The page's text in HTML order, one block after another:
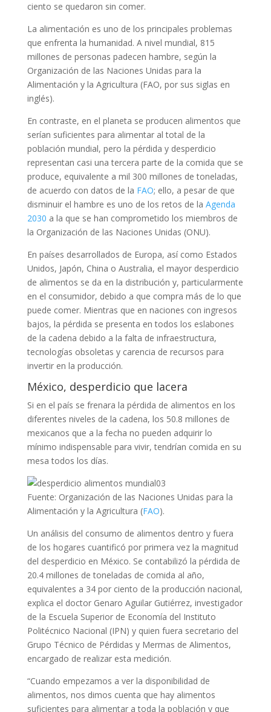
ciento se quedaron sin comer.
La alimentación es uno de los principales problemas
que enfrenta la humanidad. A nivel mundial, 815
millones de personas padecen hambre, según la
Organización de las Naciones Unidas para la
Alimentación y la Agricultura (FAO, por sus siglas en
inglés).
En contraste, en el planeta se producen alimentos que
serían suficientes para alimentar al total de la
población mundial, pero la pérdida y desperdicio
representan casi una tercera parte de la comida que se
produce, equivalente a mil 300 millones de toneladas,
de acuerdo con datos de la FAO; ello, a pesar de que
disminuir el hambre es uno de los retos de la Agenda
2030 a la que se han comprometido los miembros de
la Organización de las Naciones Unidas (ONU).
En países desarrollados de Europa, así como Estados
Unidos, Japón, China o Australia, el mayor desperdicio
de alimentos se da en la distribución y, particularmente
en el consumidor, debido a que compra más de lo que
puede comer. Mientras que en naciones con ingresos
bajos, la pérdida se presenta en todos los eslabones
de la cadena debido a la falta de infraestructura,
tecnologías obsoletas y carencia de recursos para
invertir en la producción.
México, desperdicio que lacera
Si en el país se frenara la pérdida de alimentos en los
diferentes niveles de la cadena, los 50.8 millones de
mexicanos que a la fecha no pueden adquirir lo
mínimo indispensable para vivir, tendrían comida en su
mesa todos los días.
Fuente: Organización de las Naciones Unidas para la
Alimentación y la Agricultura (FAO).
Un análisis del consumo de alimentos dentro y fuera
de los hogares cuantificó por primera vez la magnitud
del desperdicio en México. Se contabilizó la pérdida de
20.4 millones de toneladas de comida al año,
equivalentes a 34 por ciento de la producción nacional,
explica el doctor Genaro Aguilar Gutiérrez, investigador
de la Escuela Superior de Economía del Instituto
Politécnico Nacional (IPN) y quien fuera secretario del
Grupo Técnico de Pérdidas y Mermas de Alimentos,
encargado de realizar esta medición.
“Cuando empezamos a ver la disponibilidad de
alimentos, nos dimos cuenta que hay alimentos
suficientes para alimentar a toda la población y que